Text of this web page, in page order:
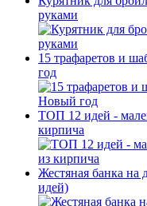
руками
15 трафаретов и
год
ТОП 12 идей -
кирпича
Жестяная банка на
идей)